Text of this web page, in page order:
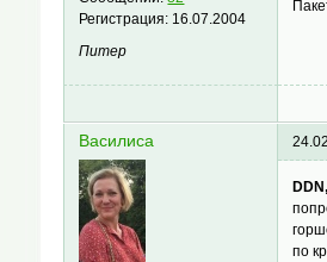
Регистрация: 16.07.2004
Питер
Василиса
по